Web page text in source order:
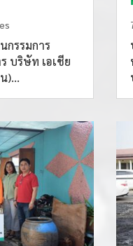
กรรมการ
บริษัท เอเชีย
)...